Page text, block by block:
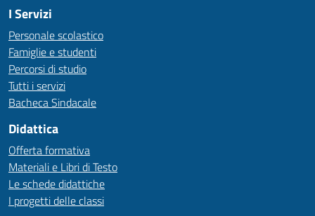
I Servizi
Personale scolastico
Famiglie e studenti
Percorsi di studio
Tutti i servizi
Bacheca Sindacale
Didattica
Offerta formativa
Materiali e Libri di Testo
Le schede didattiche
I progetti delle classi